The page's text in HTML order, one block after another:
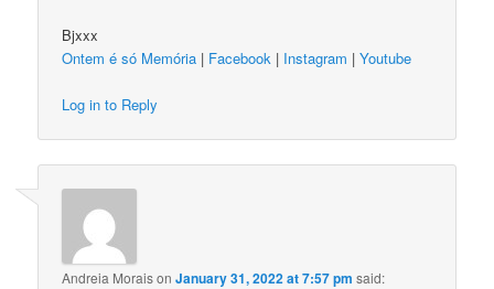
Bjxxx
Ontem é só Memória | Facebook | Instagram |Youtube
Log in to Reply
Andreia MoraisonJanuary 31, 2022 at 7:57 pm said: